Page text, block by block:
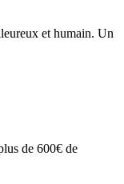
et humain. Un
de 600€ de